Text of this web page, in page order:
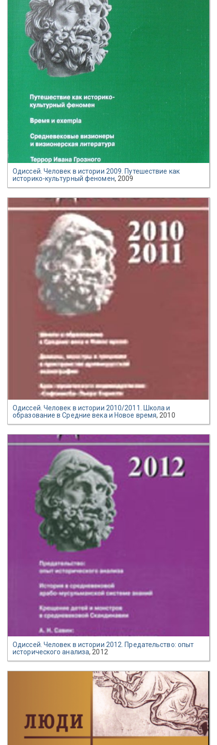
Одиссей. Человек в истории 2009. Путешествие как
историко-культурный феномен, 2009
Одиссей. Человек в истории 2010/2011. Школа и
образование в Средние века и Новое время, 2010
Одиссей. Человек в истории 2012. Предательство: опыт
исторического анализа, 2012